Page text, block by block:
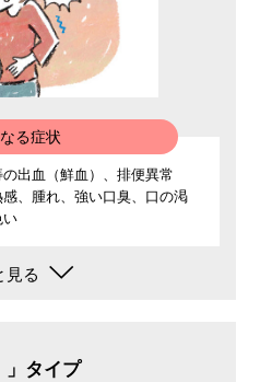
る症状
出血（鮮血）、排便異常
感、腫れ、強い口臭、口の渇
い
見る
」タイプ